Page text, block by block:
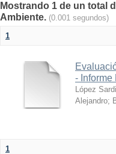
Mostrando 1 de un total
Ambiente. (0.001 segundos)
1
- Informe
López
Alejandro;
1